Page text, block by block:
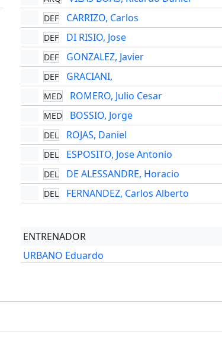
DEF CARRIZO, Carlos
DEF DI RISIO, Jose
DEF GONZALEZ, Javier
DEF GRACIANI,
MED ROMERO, Julio Cesar
MED BOSSIO, Jorge
DEL ROJAS, Daniel
DEL ESPOSITO, Jose Antonio
DEL DE ALESSANDRE, Horacio
DEL FERNANDEZ, Carlos Alberto
ENTRENADOR
URBANO Eduardo